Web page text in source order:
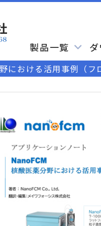
製品一覧
における活用事例（フ